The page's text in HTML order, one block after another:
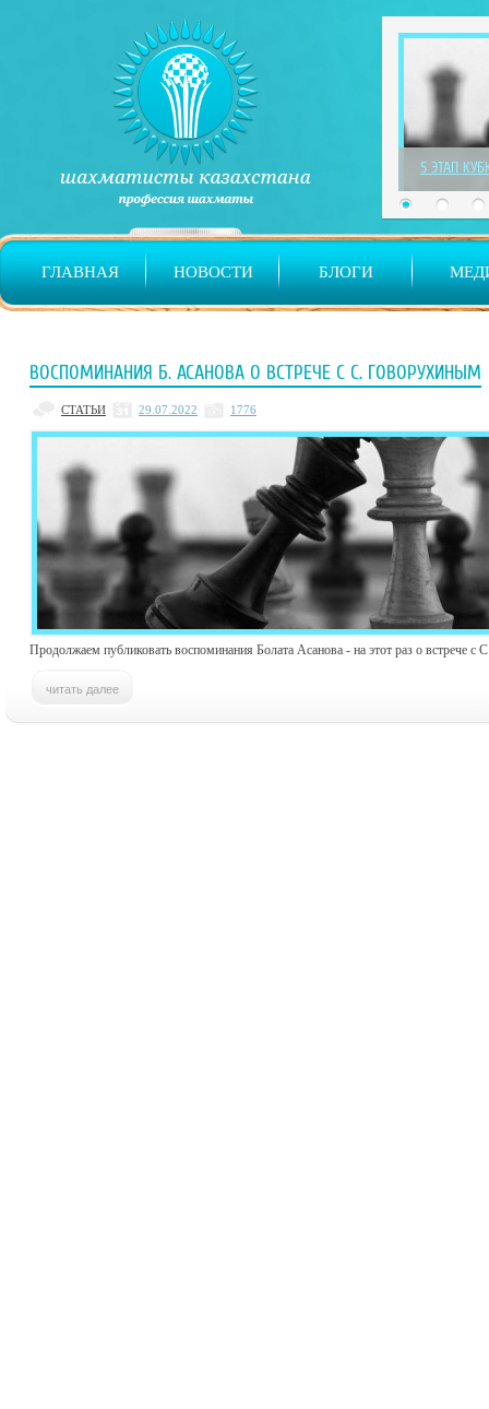
ГЛАВНАЯ НОВОСТИ БЛОГИ
1 ЭТАП
ВОСПОМИНАНИЯ Б. АСАНОВА О ВСТРЕЧЕ С С. ГОВОРУХИНЫМ
СТАТЬИ 29.07.2022 1776
Продолжаем публиковать воспоминания Болата Асанова - на этот раз о встрече с